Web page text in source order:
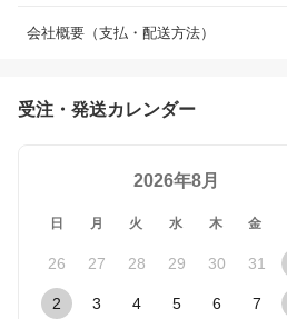
会社概要（支払・配送方法）
受注・発送カレンダー
2026年8月
日 月 火 水 木 金
26 27 28 29 30 31
2 3 4 5 6 7